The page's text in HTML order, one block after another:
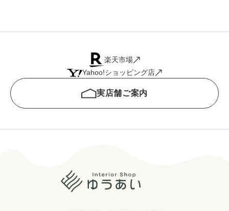
楽天市場
Yahoo!ショッピング店
実店舗ご案内